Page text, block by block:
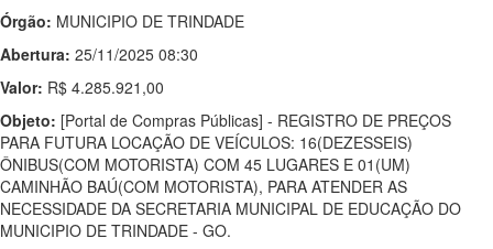
Órgão: MUNICIPIO DE TRINDADE
Abertura: 25/11/2025 08:30
Valor: R$ 4.285.921,00
Objeto: [Portal de Compras Públicas] - REGISTRO DE PREÇOS
PARA FUTURA LOCAÇÃO DE VEÍCULOS: 16(DEZESSEIS)
ÔNIBUS(COM MOTORISTA) COM 45 LUGARES E 01(UM)
CAMINHÃO BAÚ(COM MOTORISTA), PARA ATENDER AS
NECESSIDADE DA SECRETARIA MUNICIPAL DE EDUCAÇÃO DO
MUNICIPIO DE TRINDADE - GO.